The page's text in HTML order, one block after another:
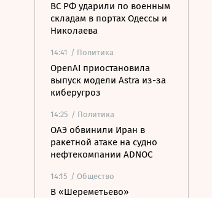
ВС РФ ударили по военным
складам в портах Одессы и
Николаева
14:41 / Политика
OpenAI приостановила
выпуск модели Astra из-за
киберугроз
14:25 / Политика
ОАЭ обвинили Иран в
ракетной атаке на судно
нефтекомпании ADNOC
14:15 / Общество
В «Шереметьево»